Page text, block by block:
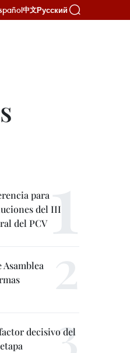
中文Русский
para
del III
del PCV
decisivo del